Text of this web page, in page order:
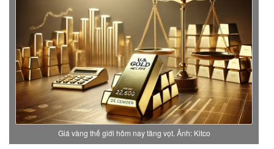
Giá vàng thế giới hôm nay tăng vọt. Ảnh: Kitco